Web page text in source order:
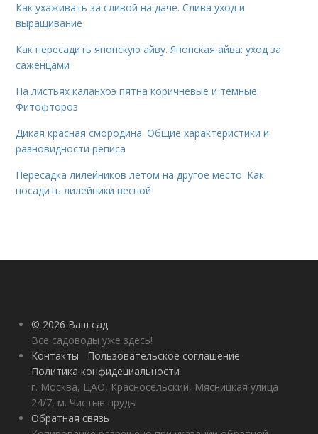
Как ухаживать за сливой на даче. Слива уход и
выращивание
Как пересадить японскую айву. Японская айва: уход за
саженцами
На листьях каланхоэ пятна коричневые и темные.
Фитофтороз
Дикая красная смородина. Общие характеристики и
разновидности реписа
Пересадка лилейников летом на другое место. Как
посадить лилейники весной
© 2026 Ваш сад
Все садоводы уже здесь!
Контакты
Пользовательское соглашение
Политика конфидециальности
г. Москва, ЦАО, Красносельский, Мясницкая улица
24/7, м. Чистые пруды
Обратная связь